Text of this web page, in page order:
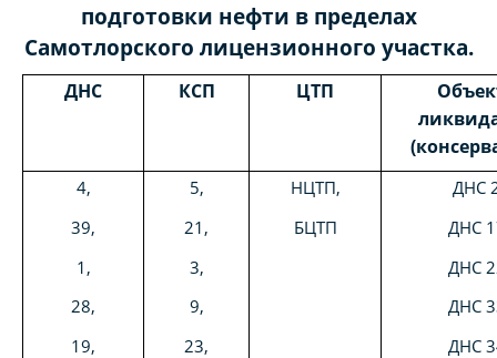
подготовки нефти в пределах
Самотлорского лицензионного участка.
ДНС КСП ЦТП
4,
39,
1,
28,
19,
5,
21,
3,
9,
23,
НЦТП,
БЦТП
ДНС
ДНС
ДНС
ДНС
ДНС